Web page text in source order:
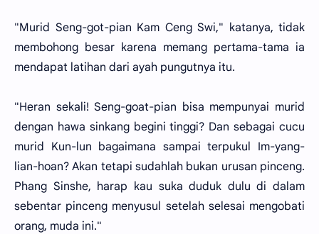
"Murid Seng-got-pian Kam Ceng Swi," katanya, tidak
membohong besar karena memang pertama-tama ia
mendapat latihan dari ayah pungutnya itu.
"Heran sekali! Seng-goat-pian bisa mempunyai murid
dengan hawa sinkang begini tinggi? Dan sebagai cucu
murid Kun-lun bagaimana sampai terpukul Im-yang-
lian-hoan? Akan tetapi sudahlah bukan urusan pinceng.
Phang Sinshe, harap kau suka duduk dulu di dalam
sebentar pinceng menyusul setelah selesai mengobati
orang, muda ini."